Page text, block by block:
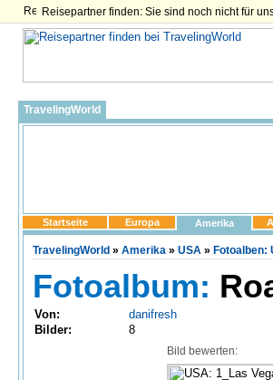
Reisepartner finden: Sie sind noch nicht für
TravelingWorld
Startseite Europa Amerika
TravelingWorld » Amerika » USA » Fotoalben:
Fotoalbum:
Von:
danifresh
Bilder:
8
Bild bewerten: